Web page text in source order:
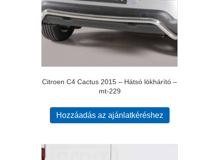
Citroen C4 Cactus 2015 – Hátsó lökhárító –
mt-229
Hozzáadás az ajánlatkéréshez